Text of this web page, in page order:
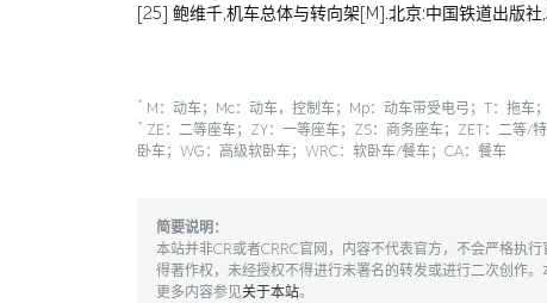
[25] 鲍维千,机车总体与转向架[M].北京:中国铁道出版社
* M：动车；Mc：动车，控制车；Mp：动车带受电弓；T：拖车
* ZE：二等座车；ZY：一等座车；ZS：商务座车；ZET：二等/
卧车；WG：高级软卧车；WRC：软卧车/餐车；CA：餐车
简要说明：
本站并非CR或者CRRC官网，内容不代表官方，不会严格执
得著作权，未经授权不得进行未署名的转发或进行二次创作
更多内容参见关于本站。